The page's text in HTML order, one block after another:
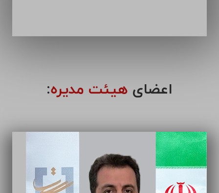
اعضای هیئت مدیره: